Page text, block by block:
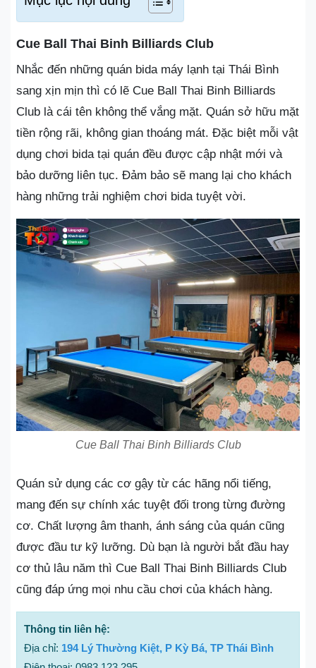
Cue Ball Thai Binh Billiards Club
Nhắc đến những quán bida máy lạnh tại Thái Bình
sang xịn mịn thì có lẽ Cue Ball Thai Binh Billiards
Club là cái tên không thể vắng mặt. Quán sở hữu mặt
tiền rộng rãi, không gian thoáng mát. Đặc biệt mỗi vật
dụng chơi bida tại quán đều được cập nhật mới và
bảo dưỡng liên tục. Đảm bảo sẽ mang lại cho khách
hàng những trải nghiệm chơi bida tuyệt vời.
Cue Ball Thai Binh Billiards Club
Quán sử dụng các cơ gậy từ các hãng nổi tiếng,
mang đến sự chính xác tuyệt đối trong từng đường
cơ. Chất lượng âm thanh, ánh sáng của quán cũng
được đầu tư kỹ lưỡng. Dù bạn là người bắt đầu hay
cơ thủ lâu năm thì Cue Ball Thai Binh Billiards Club
cũng đáp ứng mọi nhu cầu chơi của khách hàng.
Thông tin liên hệ:
Địa chỉ: 194 Lý Thường Kiệt, P Kỳ Bá, TP Thái Bình